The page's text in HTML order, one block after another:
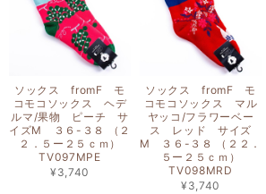
ソックス fromF モ
コモコソックス ヘデ
ルマ/果物 ピーチ サ
イズM ３６-３８ （２
２．５ー２５ｃｍ）
TV097MPE
¥3,740
ソックス fromF モ
コモコソックス マル
ヤッコ/フラワーベー
ス レッド サイズ
M ３６-３８ （２２．
５ー２５ｃｍ）
TV098MRD
¥3,740